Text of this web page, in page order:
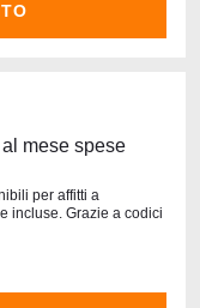
mese spese
per affitti a
incluse. Grazie a codici